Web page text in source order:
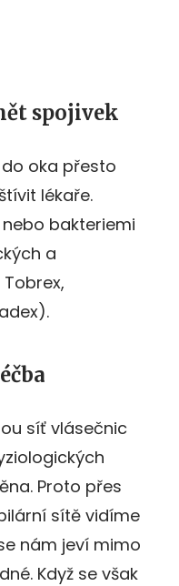
spojivek
oka přesto
lékaře.
bakteriemi
a
síť vlásečnic
Proto přes
sítě vidíme
nám jeví mimo
Když se však